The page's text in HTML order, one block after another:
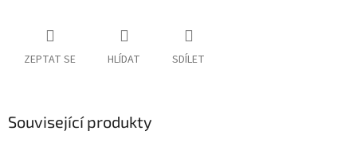
ZEPTAT SE HLÍDAT SDÍLET
Související produkty